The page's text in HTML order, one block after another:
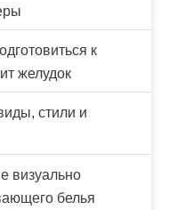
к
желудок
стили и
визуально
белья